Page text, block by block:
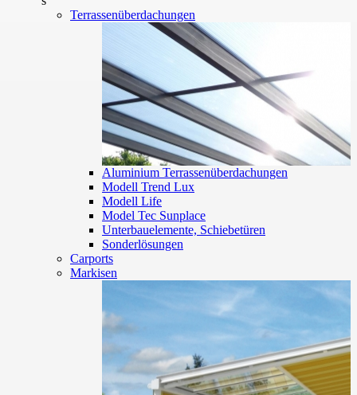
Terrassenüberdachungen
Aluminium Terrassenüberdachungen
Modell Trend Lux
Modell Life
Model Tec Sunplace
Unterbauelemente, Schiebetüren
Sonderlösungen
Carports
Markisen